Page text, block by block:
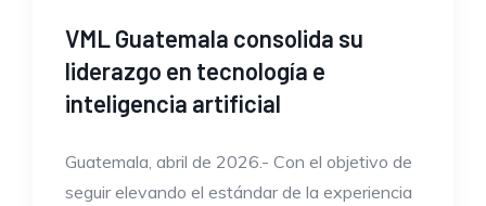
VML Guatemala consolida su
liderazgo en tecnología e
inteligencia artificial
Guatemala, abril de 2026.- Con el objetivo de
seguir elevando el estándar de la experiencia